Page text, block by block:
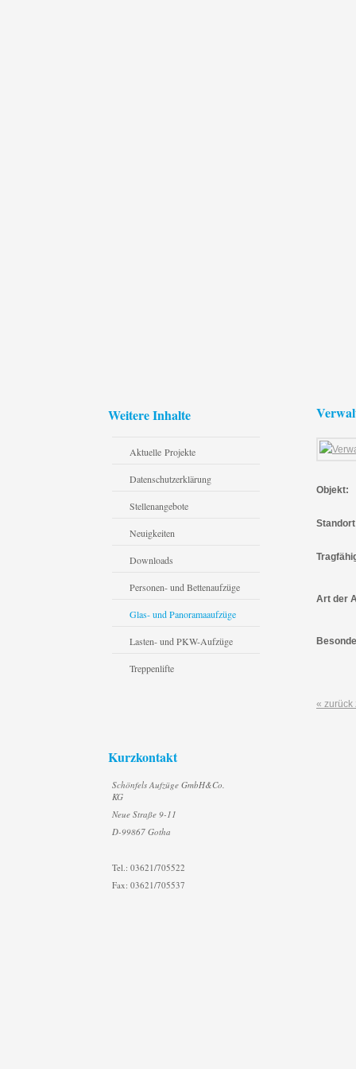
Weitere Inhalte
Aktuelle Projekte
Datenschutzerklärung
Stellenangebote
Neuigkeiten
Downloads
Personen- und Bettenaufzüge
Glas- und Panoramaaufzüge
Lasten- und PKW-Aufzüge
Treppenlifte
Kurzkontakt
Schönfels Aufzüge GmbH&Co.
KG
Neue Straße 9-11
D-99867 Gotha
Tel.: 03621/705522
Fax: 03621/705537
Objekt:
Art der
« zurück